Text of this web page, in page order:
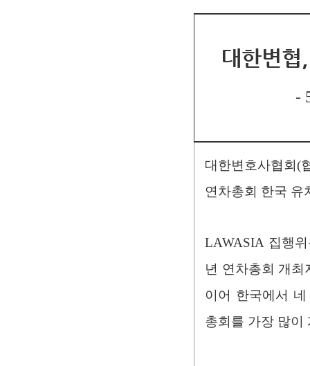
대한변
-
대한변호사협회(
연차총회 한국 유
LAWASIA 집행
년 연차총회 개최
이어 한국에서
총회를 가장 많이